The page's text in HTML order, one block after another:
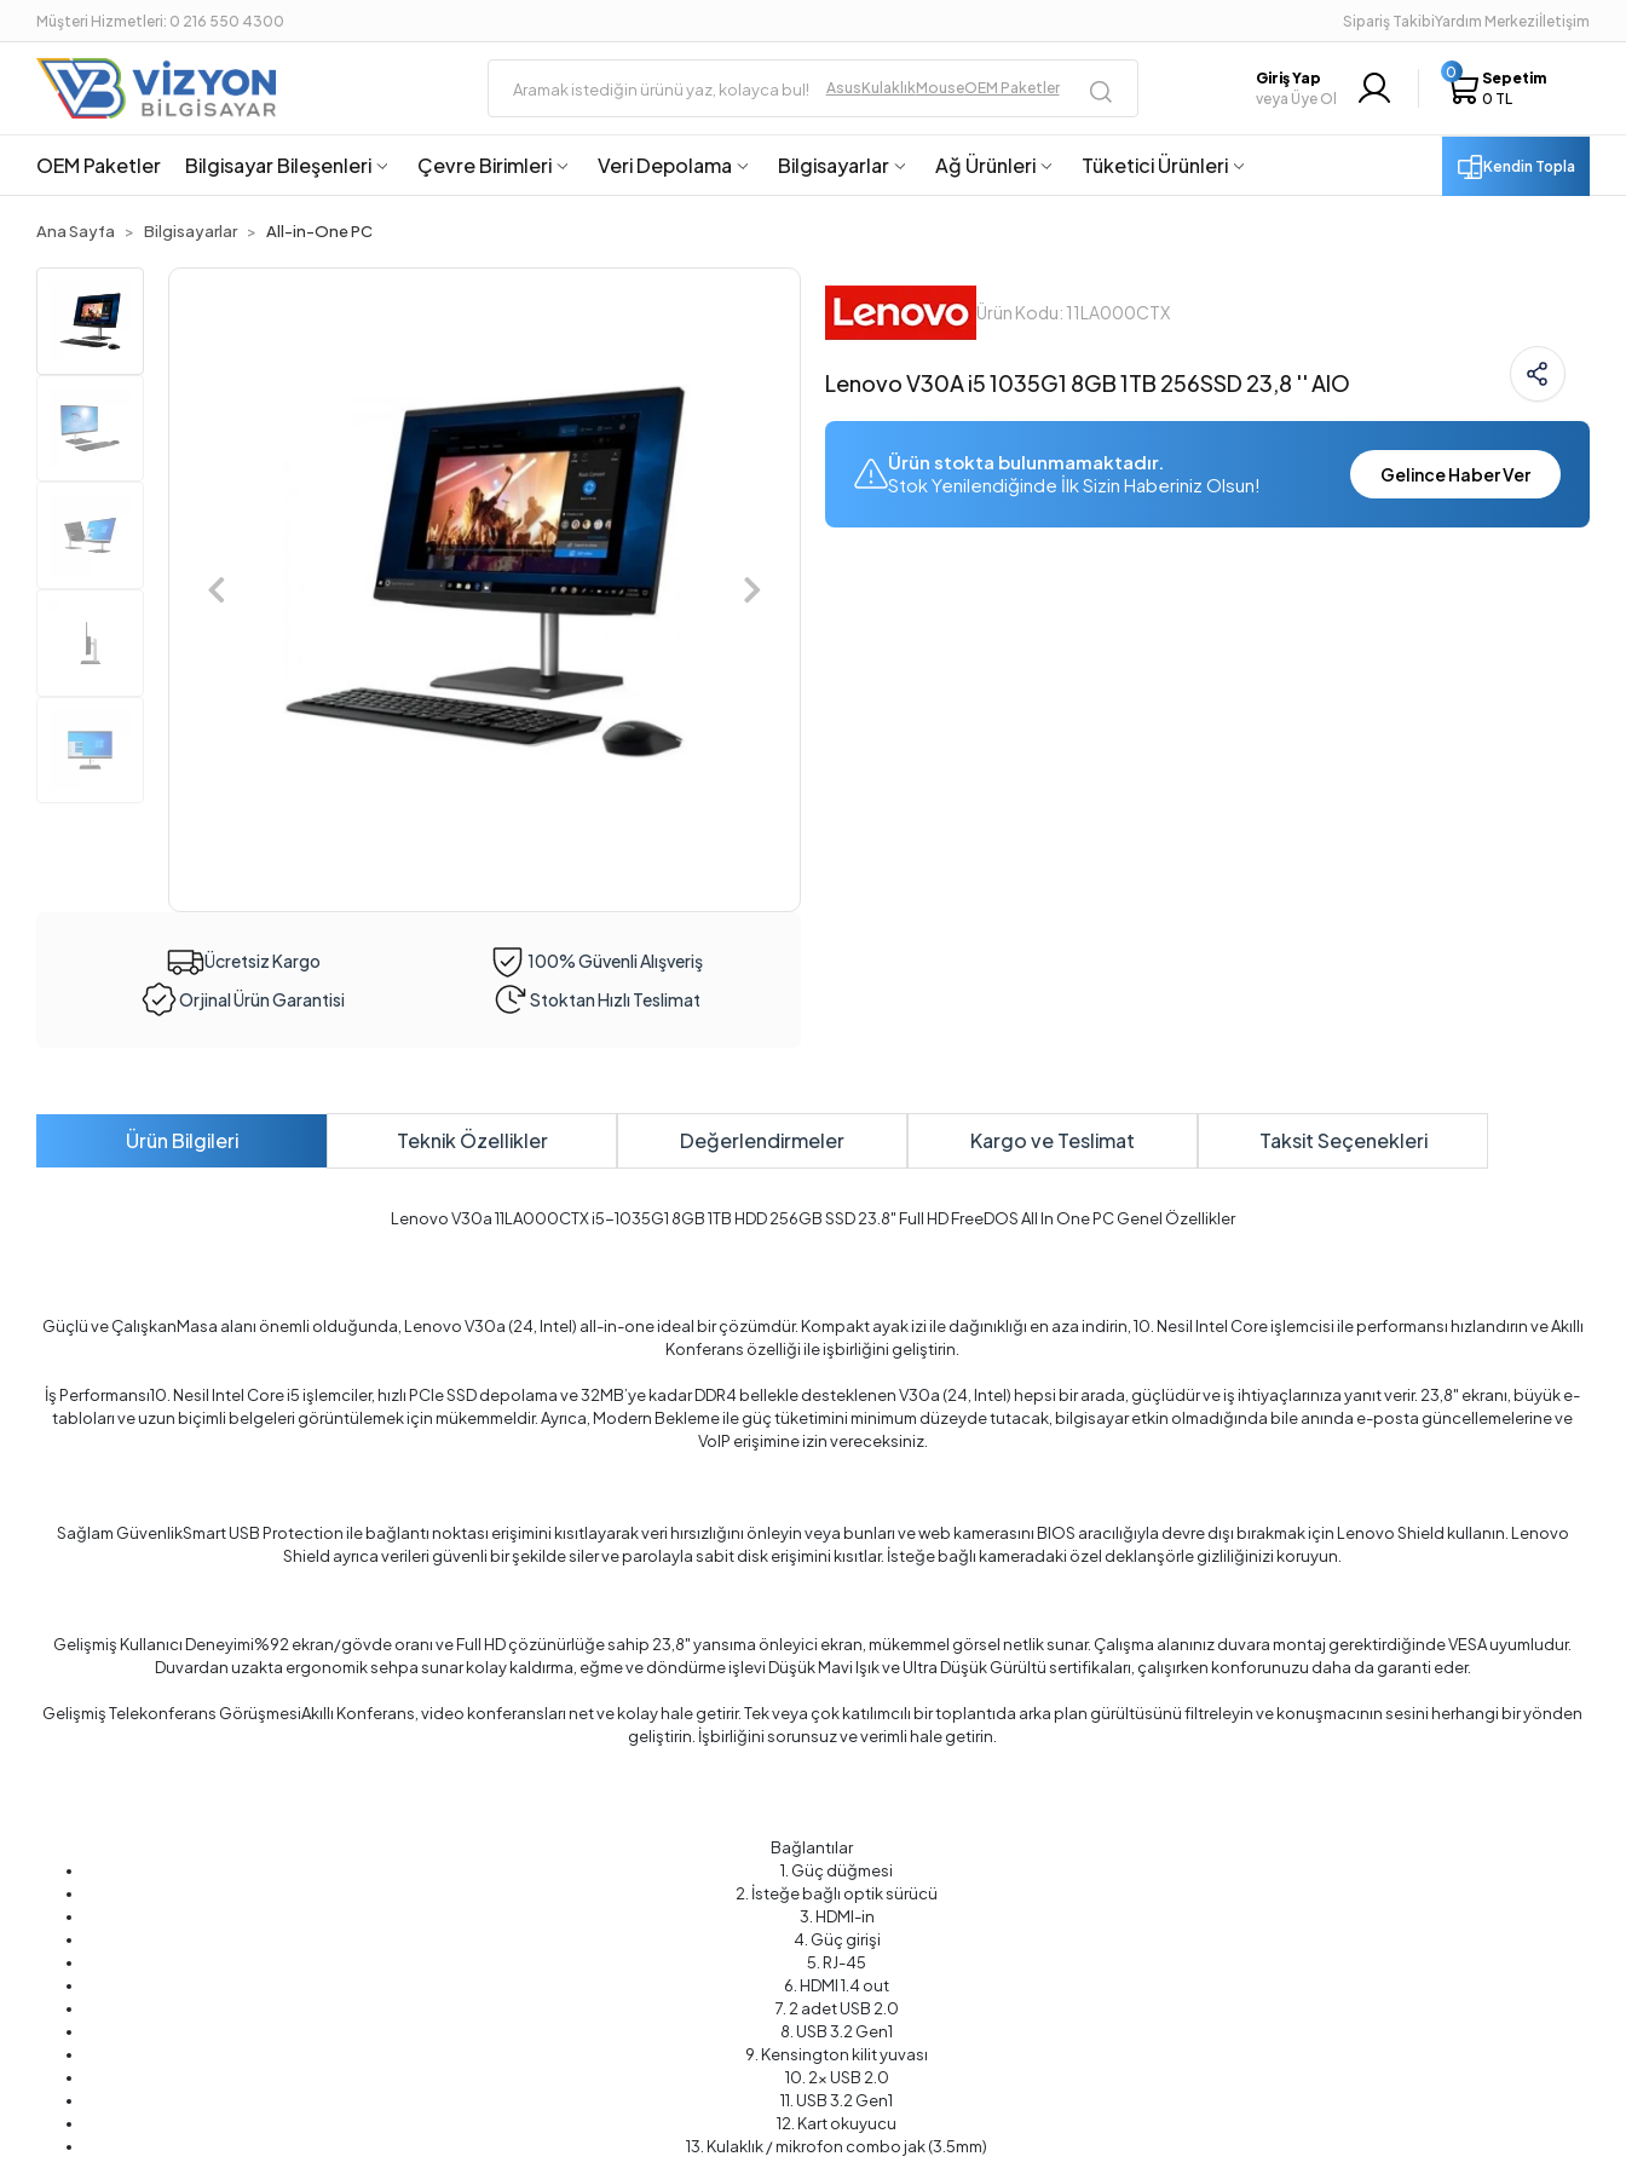
Müşteri Hizmetleri: 0 216 550 4300 Sipariş TakibiYardım Merkeziİletişim
AsusKulaklıkMouseOEM Paketler
Giriş Yap
veya Üye Ol
0
Sepetim
0 TL
OEM Paketler Bilgisayar Bileşenleri Çevre Birimleri Veri Depolama Bilgisayarlar Ağ Ürünleri Tüketici Ürünleri Kendin Topla
Ana Sayfa Bilgisayarlar All-in-One PC
Ücretsiz Kargo
100% Güvenli Alışveriş
Orjinal Ürün Garantisi
Stoktan Hızlı Teslimat
Ürün Kodu: 11LA000CTX
Lenovo V30A i5 1035G1 8GB 1TB 256SSD 23,8 '' AIO
Ürün stokta bulunmamaktadır.
Stok Yenilendiğinde İlk Sizin Haberiniz Olsun!
Gelince Haber Ver
Ürün Bilgileri Teknik Özellikler Değerlendirmeler Kargo ve Teslimat Taksit Seçenekleri
Lenovo V30a 11LA000CTX i5-1035G1 8GB 1TB HDD 256GB SSD 23.8" Full HD FreeDOS All In One PC Genel Özellikler
Güçlü ve ÇalışkanMasa alanı önemli olduğunda, Lenovo V30a (24, Intel) all-in-one ideal bir çözümdür. Kompakt ayak izi ile dağınıklığı en aza indirin, 10. Nesil Intel Core işlemcisi ile performansı hızlandırın ve Akıllı
Konferans özelliği ile işbirliğini geliştirin.
İş Performansı10. Nesil Intel Core i5 işlemciler, hızlı PCIe SSD depolama ve 32MB’ye kadar DDR4 bellekle desteklenen V30a (24, Intel) hepsi bir arada, güçlüdür ve iş ihtiyaçlarınıza yanıt verir. 23,8" ekranı, büyük e-
tabloları ve uzun biçimli belgeleri görüntülemek için mükemmeldir. Ayrıca, Modern Bekleme ile güç tüketimini minimum düzeyde tutacak, bilgisayar etkin olmadığında bile anında e-posta güncellemelerine ve
VoIP erişimine izin vereceksiniz.
Sağlam GüvenlikSmart USB Protection ile bağlantı noktası erişimini kısıtlayarak veri hırsızlığını önleyin veya bunları ve web kamerasını BIOS aracılığıyla devre dışı bırakmak için Lenovo Shield kullanın. Lenovo
Shield ayrıca verileri güvenli bir şekilde siler ve parolayla sabit disk erişimini kısıtlar. İsteğe bağlı kameradaki özel deklanşörle gizliliğinizi koruyun.
Gelişmiş Kullanıcı Deneyimi%92 ekran/gövde oranı ve Full HD çözünürlüğe sahip 23,8" yansıma önleyici ekran, mükemmel görsel netlik sunar. Çalışma alanınız duvara montaj gerektirdiğinde VESA uyumludur.
Duvardan uzakta ergonomik sehpa sunar kolay kaldırma, eğme ve döndürme işlevi Düşük Mavi Işık ve Ultra Düşük Gürültü sertifikaları, çalışırken konforunuzu daha da garanti eder.
Gelişmiş Telekonferans GörüşmesiAkıllı Konferans, video konferansları net ve kolay hale getirir. Tek veya çok katılımcılı bir toplantıda arka plan gürültüsünü filtreleyin ve konuşmacının sesini herhangi bir yönden
geliştirin. İşbirliğini sorunsuz ve verimli hale getirin.
Bağlantılar
1. Güç düğmesi
2. İsteğe bağlı optik sürücü
3. HDMI-in
4. Güç girişi
5. RJ-45
6. HDMI 1.4 out
7. 2 adet USB 2.0
8. USB 3.2 Gen1
9. Kensington kilit yuvası
10. 2x USB 2.0
11. USB 3.2 Gen1
12. Kart okuyucu
13. Kulaklık / mikrofon combo jak (3.5mm)